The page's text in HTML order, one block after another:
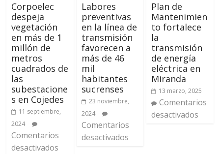
Corpoelec
despeja
vegetación
en más de 1
millón de
metros
cuadrados de
las
subestacione
s en Cojedes
11 septiembre,
2024
Comentarios
desactivados
Labores
preventivas
en la línea de
transmisión
favorecen a
más de 46
mil
habitantes
sucrenses
23 noviembre,
2024
Comentarios
desactivados
Plan de
Mantenimien
to fortalece
la
transmisión
de energía
eléctrica en
Miranda
13 marzo, 2025
Comentarios
desactivados